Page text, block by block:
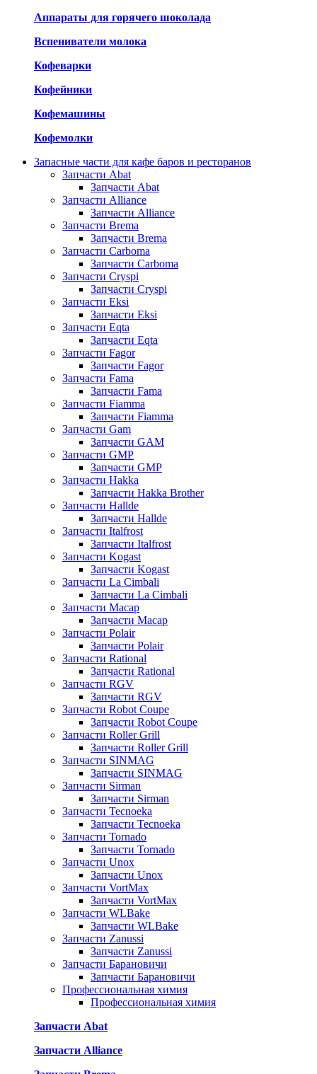
Аппараты для горячего шоколада
Вспениватели молока
Кофеварки
Кофейники
Кофемашины
Кофемолки
Запасные части для кафе баров и ресторанов
Запчасти Abat
Запчасти Abat
Запчасти Alliance
Запчасти Alliance
Запчасти Brema
Запчасти Brema
Запчасти Carboma
Запчасти Carboma
Запчасти Cryspi
Запчасти Cryspi
Запчасти Eksi
Запчасти Eksi
Запчасти Eqta
Запчасти Eqta
Запчасти Fagor
Запчасти Fagor
Запчасти Fama
Запчасти Fama
Запчасти Fiamma
Запчасти Fiamma
Запчасти Gam
Запчасти GAM
Запчасти GMP
Запчасти GMP
Запчасти Hakka
Запчасти Hakka Brother
Запчасти Hallde
Запчасти Hallde
Запчасти Italfrost
Запчасти Italfrost
Запчасти Kogast
Запчасти Kogast
Запчасти La Cimbali
Запчасти La Cimbali
Запчасти Macap
Запчасти Macap
Запчасти Polair
Запчасти Polair
Запчасти Rational
Запчасти Rational
Запчасти RGV
Запчасти RGV
Запчасти Robot Coupe
Запчасти Robot Coupe
Запчасти Roller Grill
Запчасти Roller Grill
Запчасти SINMAG
Запчасти SINMAG
Запчасти Sirman
Запчасти Sirman
Запчасти Tecnoeka
Запчасти Tecnoeka
Запчасти Tornado
Запчасти Tornado
Запчасти Unox
Запчасти Unox
Запчасти VortMax
Запчасти VortMax
Запчасти WLBake
Запчасти WLBake
Запчасти Zanussi
Запчасти Zanussi
Запчасти Барановичи
Запчасти Барановичи
Профессиональная химия
Профессиональная химия
Запчасти Abat
Запчасти Alliance